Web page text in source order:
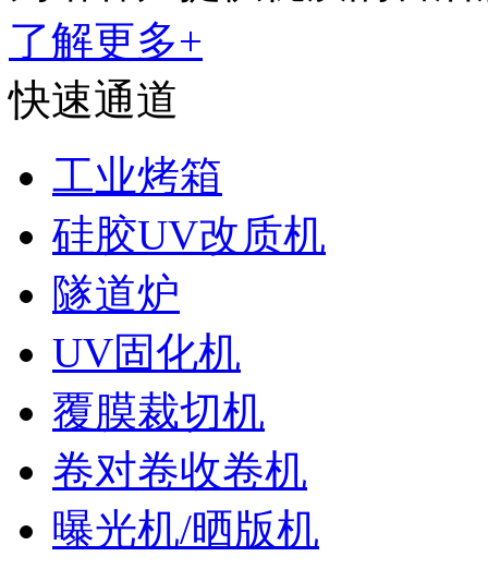
了解更多+
快速通道
工业烤箱
硅胶UV改质机
隧道炉
UV固化机
覆膜裁切机
卷对卷收卷机
曝光机/晒版机